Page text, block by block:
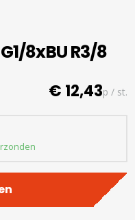
8xBU R3/8
€ 12,43p / st.